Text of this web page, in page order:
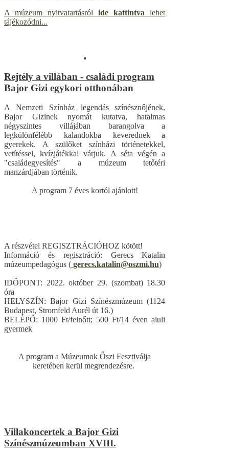
A múzeum nyitvatartásrólide kattintva lehet
tájékozódni...
Rejtély a villában - családi program
Bajor Gizi egykori otthonában
A Nemzeti Színház legendás színésznőjének,
Bajor Gizinek nyomát kutatva, hatalmas
négyszintes villájában barangolva a
legkülönfélébb kalandokba keverednek a
gyerekek. A szülőket színházi történetekkel,
vetítéssel, kvízjátékkal várjuk. A séta végén a
"családegyesítés" a múzeum tetőtéri
manzárdjában történik.
A program 7 éves kortól ajánlott!
A részvétel REGISZTRÁCIÓHOZ kötött!
Információ és regisztráció: Gerecs Katalin
múzeumpedagógus ( gerecs.katalin@oszmi.hu)
IDŐPONT: 2022. október 29. (szombat) 18.30
óra
HELYSZÍN: Bajor Gizi Színészmúzeum (1124
Budapest, Stromfeld Aurél út 16.)
BELÉPŐ: 1000 Ft/felnőtt; 500 Ft/14 éven aluli
gyermek
A program a Múzeumok Őszi Fesztiválja
keretében kerül megrendezésre.
Villakoncertek a Bajor Gizi
Színészmúzeumban XVIII.